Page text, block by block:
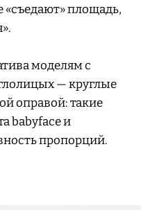
площадь,
моделям с
— круглые
оправой: такие
babyface и
пропорций.